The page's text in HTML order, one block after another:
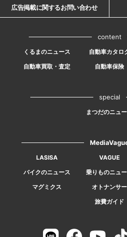
広告掲載に関するお問い合わせ
content
くるまのニュース 自動車カタロ
自動車買取・査定
自動車保険
special
まつだのニュ
LASISA VAGUE
バイクのニュース
乗りものニュ
マグミクス
オトナンサー
旅費ガイド